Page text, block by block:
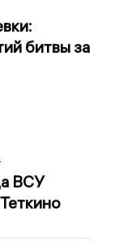
битвы за
ВСУ